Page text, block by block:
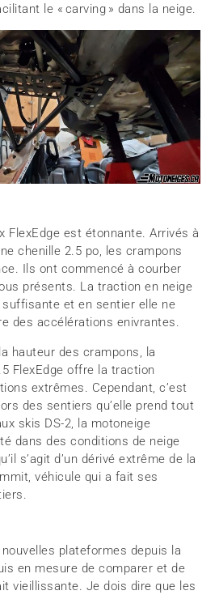
le « carving » dans la neige.
FlexEdge est étonnante. Arrivés à
chenille 2.5 po, les crampons
Ils ont commencé à courber
présents. La traction en neige
et en sentier elle ne
des accélérations enivrantes.
hauteur des crampons, la
FlexEdge offre la traction
extrêmes. Cependant, c’est
des sentiers qu’elle prend tout
skis DS-2, la motoneige
dans des conditions de neige
s’agit d’un dérivé extrême de la
véhicule qui a fait ses
nouvelles plateformes depuis la
en mesure de comparer et de
vieillissante. Je dois dire que les